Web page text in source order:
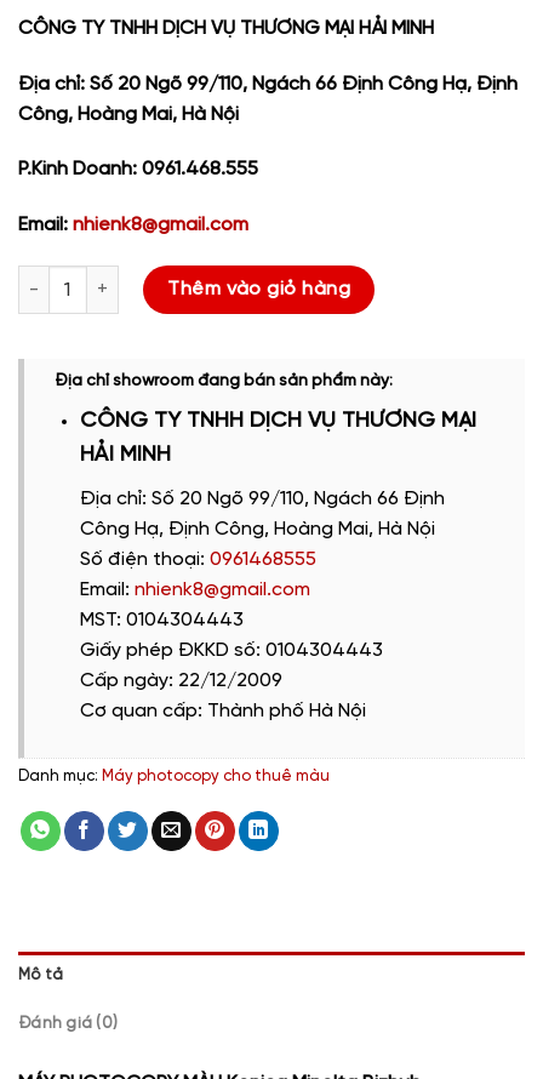
CÔNG TY TNHH DỊCH VỤ THƯƠNG MẠI HẢI MINH
Địa chỉ: Số 20 Ngõ 99/110, Ngách 66 Định Công Hạ, Định
Công, Hoàng Mai, Hà Nội
P.Kinh Doanh: 0961.468.555
Email: nhienk8@gmail.com
KONICA MINOLTA BIZHUB C454/554e Thuê * 1000 Màu & 2000
Thêm vào giỏ hàng
Địa chỉ showroom đang bán sản phẩm này:
CÔNG TY TNHH DỊCH VỤ THƯƠNG MẠI
HẢI MINH
Địa chỉ: Số 20 Ngõ 99/110, Ngách 66 Định
Công Hạ, Định Công, Hoàng Mai, Hà Nội
Số điện thoại: 0961468555
Email: nhienk8@gmail.com
MST: 0104304443
Giấy phép ĐKKD số: 0104304443
Cấp ngày: 22/12/2009
Cơ quan cấp: Thành phố Hà Nội
Danh mục: Máy photocopy cho thuê màu
Mô tả
Đánh giá (0)